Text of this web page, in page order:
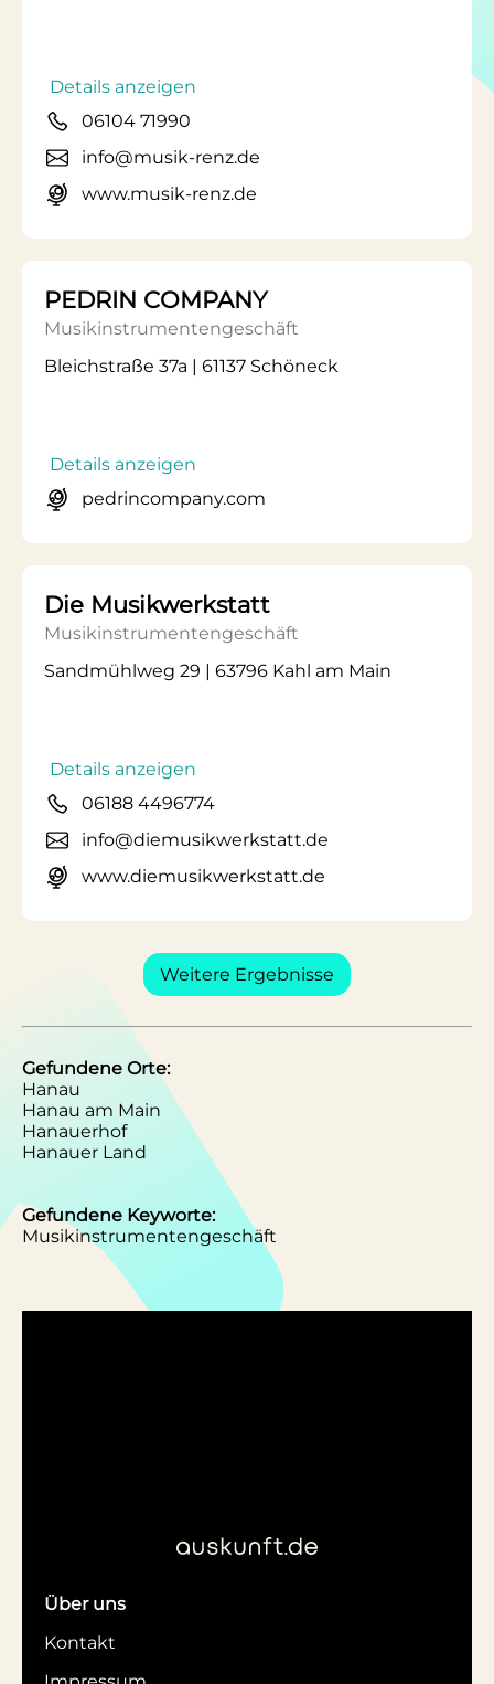
Details anzeigen
06104 71990
info@musik-renz.de
www.musik-renz.de
PEDRIN COMPANY
Musikinstrumentengeschäft
Bleichstraße 37a | 61137 Schöneck
Details anzeigen
pedrincompany.com
Die Musikwerkstatt
Musikinstrumentengeschäft
Sandmühlweg 29 | 63796 Kahl am Main
Details anzeigen
06188 4496774
info@diemusikwerkstatt.de
www.diemusikwerkstatt.de
Weitere Ergebnisse
Gefundene Orte:
Hanau
Hanau am Main
Hanauerhof
Hanauer Land
Gefundene Keyworte:
Musikinstrumentengeschäft
Über uns
Kontakt